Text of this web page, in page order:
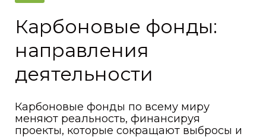
Карбоновые фонды:
направления
деятельности
Карбоновые фонды по всему миру
меняют реальность, финансируя
проекты, которые сокращают выбросы и